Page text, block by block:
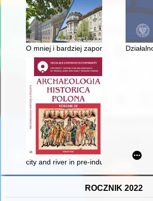
O mniej i bardziej zapomnianych
city and river in pre-industrial East-
ROCZNIK 2022